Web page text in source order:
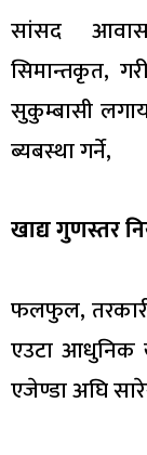
सांसद आवास
सिमान्तकृत,
सुकुम्बासी
ब्यबस्था गर्ने,
खाद्य गुणस्तर
फलफुल, तरकारी
एउटा आधुनिक
एजेण्डा अघि